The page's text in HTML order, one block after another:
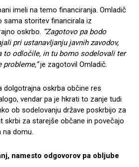
imeli na temo financiranja. Omladič
sama storitev financirala iz
oskrbo. “Zagotovo pa bodo
pri ustanavljanju javnih zavodov,
to odločile, in tu bomo sodelovali ter
je zagotovil Omladič.
dolgotrajna oskrba občine res
vendar pa je hkrati to zanje tudi
ob sodelovanju države poskrbijo za
skrbi za starejše občane in povečajo
na domu.
namesto odgovorov pa obljube